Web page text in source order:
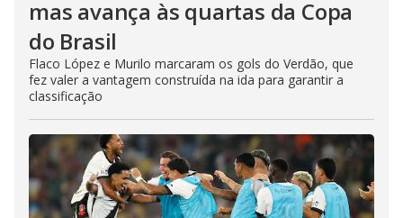
mas avança às quartas da Copa
do Brasil
Flaco López e Murilo marcaram os gols do Verdão, que
fez valer a vantagem construída na ida para garantir a
classificação